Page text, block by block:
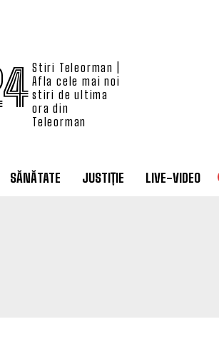
Stiri Teleorman |
Afla cele mai noi
stiri de ultima
ora din
Teleorman
SĂNĂTATE JUSTIȚIE LIVE-VIDEO